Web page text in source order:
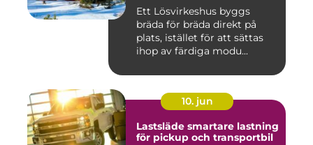
Ett Lösvirkeshus byggs
bräda för bräda direkt på
plats, istället för att sättas
ihop av färdiga modu...
10. jun
Lastsläde smartare lastning
för pickup och transportbil